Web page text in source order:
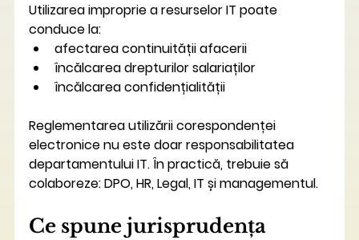
Utilizarea improprie a resurselor IT poate
conduce la:
afectarea continuității afacerii
încălcarea drepturilor salariaților
încălcarea confidențialității
Reglementarea utilizării corespondenței
electronice nu este doar responsabilitatea
departamentului IT. În practică, trebuie să
colaboreze: DPO, HR, Legal, IT și managementul.
Ce spune jurisprudența